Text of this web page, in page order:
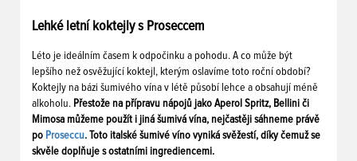
Lehké letní koktejly s Proseccem
Léto je ideálním časem k odpočinku a pohodu. A co může být
lepšího než osvěžující koktejl, kterým oslavíme toto roční období?
Koktejly na bázi šumivého vína v létě působí lehce a obsahují méně
alkoholu. Přestože na přípravu nápojů jako Aperol Spritz, Bellini či
Mimosa můžeme použít i jiná šumivá vína, nejčastěji sáhneme právě
po Proseccu. Toto italské šumivé víno vyniká svěžestí, díky čemuž se
skvěle doplňuje s ostatními ingrediencemi.